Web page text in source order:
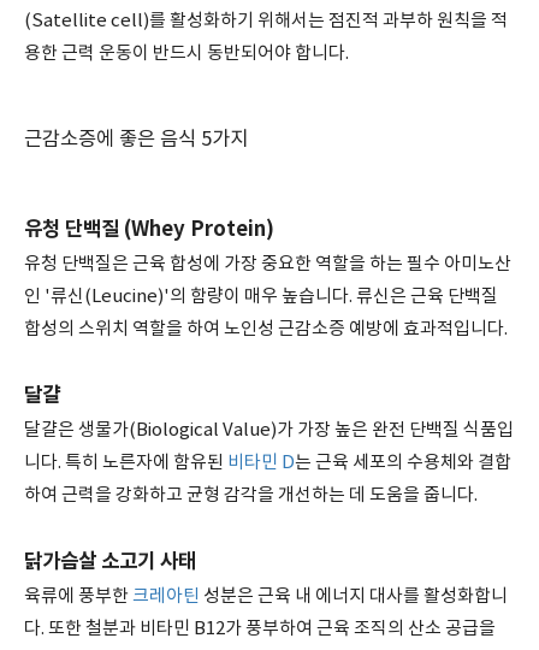
(Satellite cell)를 활성화하기 위해서는 점진적 과부하 원칙을 적
용한 근력 운동이 반드시 동반되어야 합니다.
근감소증에 좋은 음식 5가지
유청 단백질 (Whey Protein)
유청 단백질은 근육 합성에 가장 중요한 역할을 하는 필수 아미노산
인 '류신(Leucine)'의 함량이 매우 높습니다. 류신은 근육 단백질
합성의 스위치 역할을 하여 노인성 근감소증 예방에 효과적입니다.
달걀
달걀은 생물가(Biological Value)가 가장 높은 완전 단백질 식품입
니다. 특히 노른자에 함유된 비타민 D는 근육 세포의 수용체와 결합
하여 근력을 강화하고 균형 감각을 개선하는 데 도움을 줍니다.
닭가슴살 소고기 사태
육류에 풍부한크레아틴 성분은 근육 내 에너지 대사를 활성화합니
다. 또한 철분과 비타민 B12가 풍부하여 근육 조직의 산소 공급을